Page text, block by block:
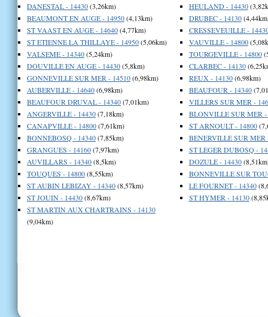
DANESTAL - 14430(3,26km)
BEAUMONT EN AUGE - 14950(4,13km)
ST VAAST EN AUGE - 14640(4,77km)
ST ETIENNE LA THILLAYE - 14950(5,06km)
VALSEME - 14340(5,24km)
DOUVILLE EN AUGE - 14430(5,8km)
GONNEVILLE SUR MER - 14510(6,98km)
AUBERVILLE - 14640(6,98km)
BEAUFOUR DRUVAL - 14340(7,01km)
ANGERVILLE - 14430(7,18km)
CANAPVILLE - 14800(7,61km)
BONNEBOSQ - 14340(7,85km)
GRANGUES - 14160(7,97km)
AUVILLARS - 14340(8,5km)
TOUQUES - 14800(8,55km)
ST AUBIN LEBIZAY - 14340(8,57km)
ST JOUIN - 14430(8,67km)
ST MARTIN AUX CHARTRAINS - 14130
(9,04km)
HEULAND - 14430
DRUBEC - 14130
CRESSEVEUILLE -
VAUVILLE - 14800
TOURGEVILLE - 14800
CLARBEC - 14130
REUX - 14130(6,98km)
BEAUFOUR - 14340
VILLERS SUR MER -
BLONVILLE SUR MER -
ST ARNOULT - 14800
BENERVILLE SUR MER
ST LEGER DUBOSQ -
DOZULE - 14430
BONNEVILLE SUR
LE FOURNET - 14340
ST HYMER - 14130